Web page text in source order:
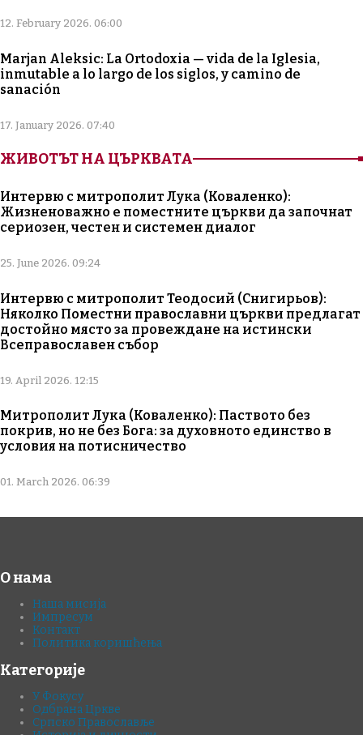
12. February 2026. 06:00
Marjan Aleksic: La Ortodoxia — vida de la Iglesia,
inmutable a lo largo de los siglos, y camino de
sanación
17. January 2026. 07:40
ЖИВОТЪТ НА ЦЪРКВАТА
Интервю с митрополит Лука (Коваленко):
Жизненоважно е поместните църкви да започнат
сериозен, честен и системен диалог
25. June 2026. 09:24
Интервю с митрополит Теодосий (Снигирьов):
Няколко Поместни православни църкви предлагат
достойно място за провеждане на истински
Всеправославен събор
19. April 2026. 12:15
Митрополит Лука (Коваленко): Паството без
покрив, но не без Бога: за духовното единство в
условия на потисничество
01. March 2026. 06:39
О нама
Наша мисија
Импресум
Контакт
Политика коришћења
Категорије
У Фокусу
Одбрана Цркве
Српско Православље